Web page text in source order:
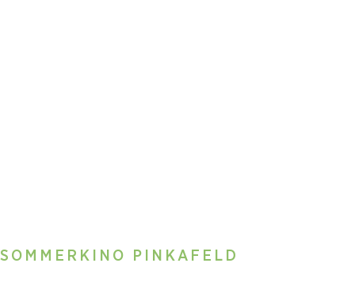
SOMMERKINO PINKAFELD